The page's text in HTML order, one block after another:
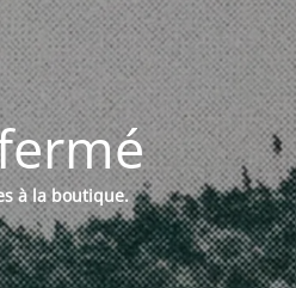
à la boutique.